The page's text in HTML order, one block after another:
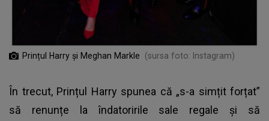
Prințul Harry și Meghan Markle (sursa foto: Instagram)
În trecut, Prințul Harry spunea că „s-a simțit forțat”
să renunțe la îndatoririle sale regale și să